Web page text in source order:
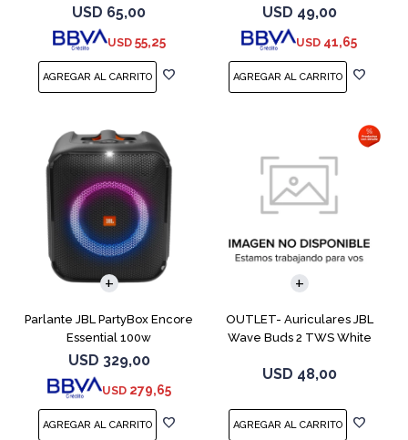
USD 65,00
USD 55,25
Micrófono
USD 49,00
USD 41,65
Parlante JBL PartyBox Encore
Essential 100w
USD 329,00
USD 279,65
OUTLET- Auriculares JBL
Wave Buds 2 TWS White
USD 48,00